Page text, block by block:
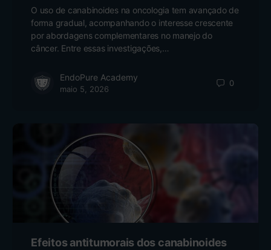
O uso de canabinoides na oncologia tem avançado de
forma gradual, acompanhando o interesse crescente
por abordagens complementares no manejo do
câncer. Entre essas investigações,…
EndoPure Academy
maio 5, 2026
0
Efeitos antitumorais dos canabinoides